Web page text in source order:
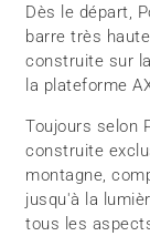
Dès le départ,
barre très
construite sur
la plateforme
Toujours selon
construite
montagne,
jusqu'à la
tous les